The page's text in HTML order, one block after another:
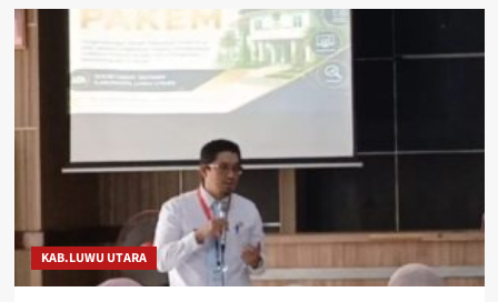
KAB.LUWU UTARA